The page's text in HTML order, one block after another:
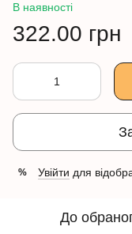
В наявності
322.00 грн
% Увійти для
До